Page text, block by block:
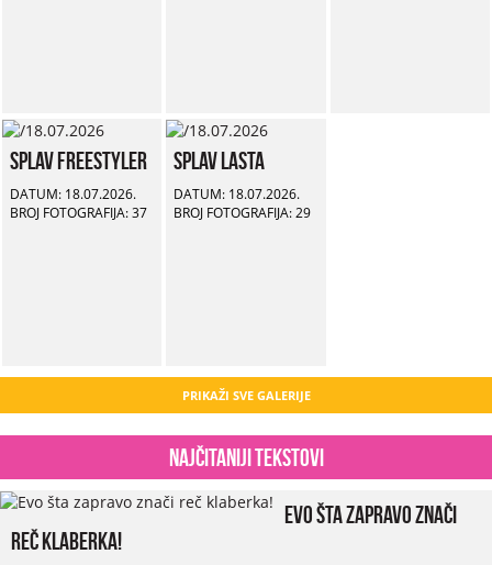
Splav Freestyler
DATUM: 18.07.2026.
BROJ FOTOGRAFIJA: 37
Splav Lasta
DATUM: 18.07.2026.
BROJ FOTOGRAFIJA: 29
PRIKAŽI SVE GALERIJE
Najčitaniji tekstovi
Evo šta zapravo znači
reč klaberka!